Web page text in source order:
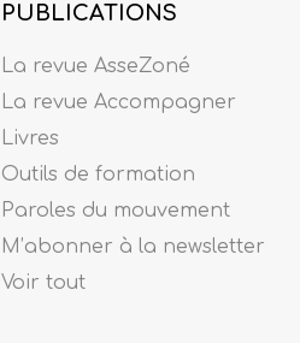
PUBLICATIONS
La revue AsseZoné
La revue Accompagner
Livres
Outils de formation
Paroles du mouvement
M’abonner à la newsletter
Voir tout